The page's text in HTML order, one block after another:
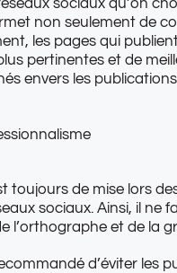
sociaux qu’on
non seulement de
les pages qui
pertinentes et de
envers les
toujours de mise lors
sociaux. Ainsi, il
l’orthographe et de la
d’éviter les